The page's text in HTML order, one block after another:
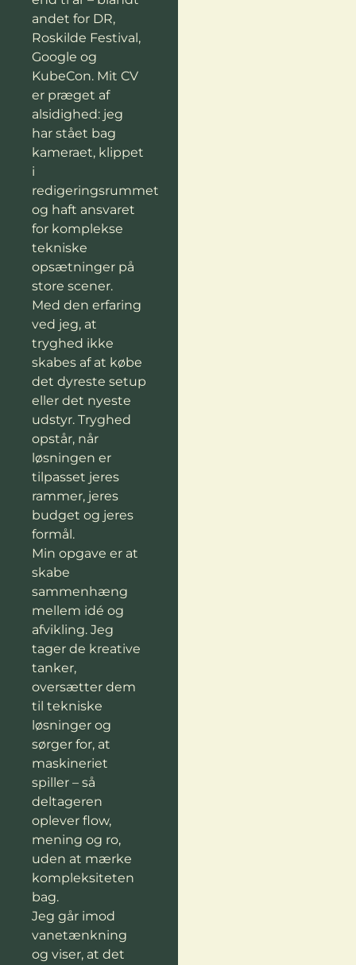
andet for DR,
Roskilde Festival,
Google og
KubeCon. Mit CV
er præget af
alsidighed: jeg
har stået bag
kameraet, klippet
i
redigeringsrummet
og haft ansvaret
for komplekse
tekniske
opsætninger på
store scener.
Med den erfaring
ved jeg, at
tryghed ikke
skabes af at købe
det dyreste setup
eller det nyeste
udstyr. Tryghed
opstår, når
løsningen er
tilpasset jeres
rammer, jeres
budget og jeres
formål.
Min opgave er at
skabe
sammenhæng
mellem idé og
afvikling. Jeg
tager de kreative
tanker,
oversætter dem
til tekniske
løsninger og
sørger for, at
maskineriet
spiller – så
deltageren
oplever flow,
mening og ro,
uden at mærke
kompleksiteten
bag.
Jeg går imod
vanetænkning
og viser, at det